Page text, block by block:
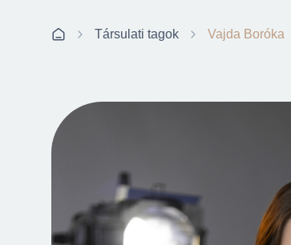
Társulati tagok Vajda Boróka